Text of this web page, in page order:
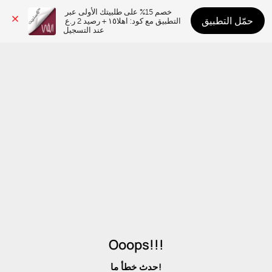
عند التسجيل
حمّل التطبيق
Ooops!!!
حدث خطأ ما!